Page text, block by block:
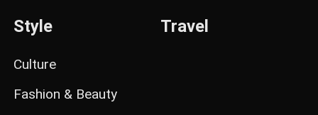
Style
Culture
Fashion & Beauty
Travel